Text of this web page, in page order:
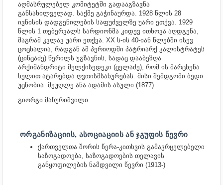
აღმასრულებელ კომიტეტში გადააგზავნა
განსახილველად. საქმე გაჭინაურდა. 1928 წლის 28
ივნისის დადგენილების საფუძველზე უარი ეთქვა. 1929
წლის 1 თებერვალს სარდიონმა კიდევ ითხოვა აღდგენა,
მაგრამ კვლავ უარი ეთქვა. XX ს-ის 40-იან წლებში ისევ
ცოცხალია, რადგან ამ პერიოდში პატრიარქ კალისტრატეს
(ცინცაძე) წერილს უგზავნის, სადაც დააბეზღა
არქიმანდრიტი მელქისედეკი (ცელაძე), რომ ის მარცხენა
ხელით ატარებდა ღვთისმსახურებას. მისი შემდგომი ბედი
უცნობია. მეუღლე ანა ადამის ასული (1877)
გიორგი მაჩურიშვილი
ᲝᲠᲒᲐᲜᲘᲖᲐᲪᲘᲘᲡ, ᲐᲡᲝᲪᲘᲐᲪᲘᲘᲡ ᲐᲜ ᲯᲒᲣᲤᲘᲡ ᲬᲔᲕᲠᲘ
ქართველთა შორის წერა-კითხვის გამავრცელებელი
საზოგადოება, საზოგადოების თელავის
განყოფილების ნამდვილი წევრი (1913-)